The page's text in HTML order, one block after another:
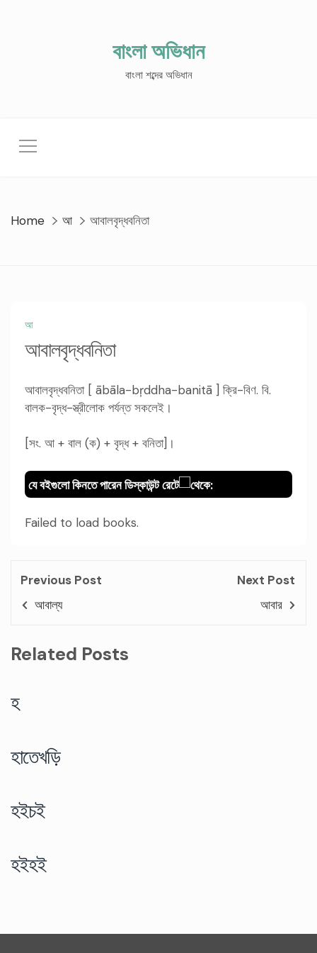
বাংলা অভিধান
বাংলা শব্দের অভিধান
Home আ আবালবৃদ্ধবনিতা
আ
আবালবৃদ্ধবনিতা
আবালবৃদ্ধবনিতা [ ābāla-bŗddha-banitā ] ক্রি-বিণ. বি.
বালক-বৃদ্ধ-স্ত্রীলোক পর্যন্ত সকলেই।
[সং. আ + বাল (ক) + বৃদ্ধ + বনিতা]।
যে বইগুলো কিনতে পারেন ডিস্কাউন্ট রেটে থেকে:
Failed to load books.
Previous Post
আবাল্য
Next Post
আবার
Related Posts
হ
হাতেখড়ি
হইচই
হইহই